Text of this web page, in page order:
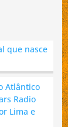
que nasce
Atlântico
Radio
Lima e